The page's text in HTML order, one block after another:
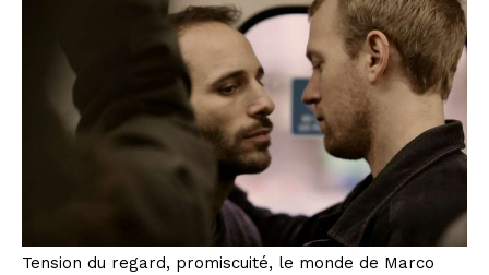
Tension du regard, promiscuité, le monde de Marco